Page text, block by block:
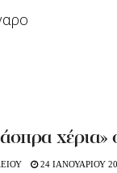
χέρια»
24 ΙΑΝΟΥΑΡΙΟΥ